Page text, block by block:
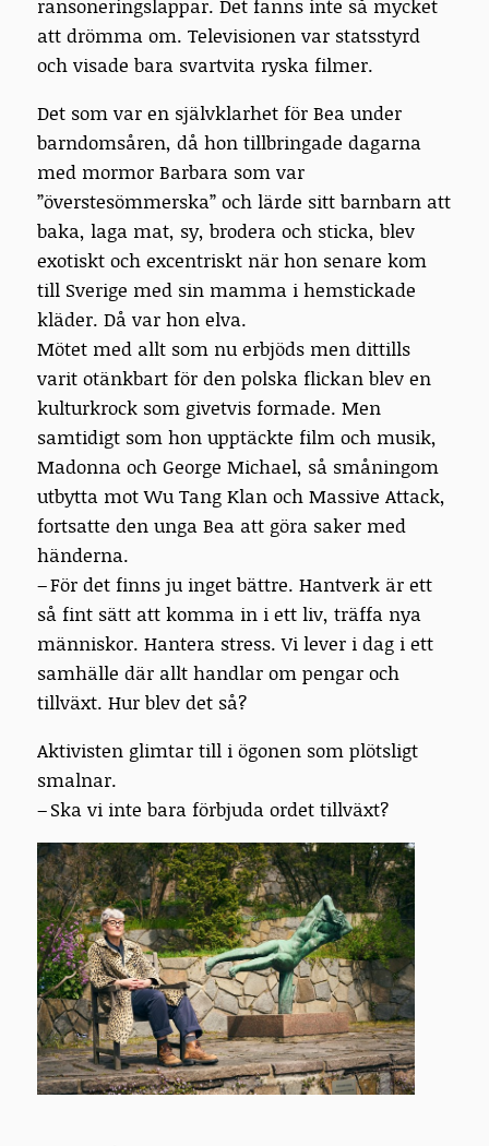
ransoneringslappar. Det fanns inte så mycket
att drömma om. Televisionen var statsstyrd
och visade bara svartvita ryska filmer.
Det som var en självklarhet för Bea under
barndomsåren, då hon tillbringade dagarna
med mormor Barbara som var
”överstesömmerska” och lärde sitt barnbarn att
baka, laga mat, sy, brodera och sticka, blev
exotiskt och excentriskt när hon senare kom
till Sverige med sin mamma i hemstickade
kläder. Då var hon elva.
Mötet med allt som nu erbjöds men dittills
varit otänkbart för den polska flickan blev en
kulturkrock som givetvis formade. Men
samtidigt som hon upptäckte film och musik,
Madonna och George Michael, så småningom
utbytta mot Wu Tang Klan och Massive Attack,
fortsatte den unga Bea att göra saker med
händerna.
– För det finns ju inget bättre. Hantverk är ett
så fint sätt att komma in i ett liv, träffa nya
människor. Hantera stress. Vi lever i dag i ett
samhälle där allt handlar om pengar och
tillväxt. Hur blev det så?
Aktivisten glimtar till i ögonen som plötsligt
smalnar.
– Ska vi inte bara förbjuda ordet tillväxt?